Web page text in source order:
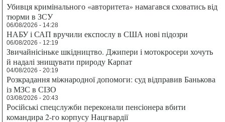
Убивця кримінального «авторитета» намагався сховатись від
тюрми в ЗСУ
06/08/2026 - 14:28
НАБУ і САП вручили експослу в США нові підозри
06/08/2026 - 12:19
Звичайнісіньке шкідництво. Джипери і мотокросери хочуть
й надалі знищувати природу Карпат
04/08/2026 - 20:19
Розкрадання міжнародної допомоги: суд відправив Банькова
із МЗС в СІЗО
03/08/2026 - 20:43
Російські спецслужби переконали пенсіонера вбити
командира 2-го корпусу Нацгвардії